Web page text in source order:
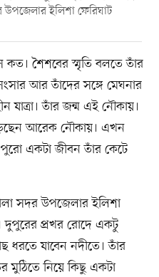
ইলিশা ফেরিঘাট
কত। শৈশবের স্মৃতি বলতে তাঁর
আর তাঁদের সঙ্গে মেঘনার
যাত্রা। তাঁর জন্ম এই নৌকায়।
আরেক নৌকায়। এখন
একটা জীবন তাঁর কেটে
সদর উপজেলার ইলিশা
দুপুরের প্রখর রোদে একটু
ধরতে যাবেন নদীতে। তাঁর
মুঠিতে নিয়ে কিছু একটা